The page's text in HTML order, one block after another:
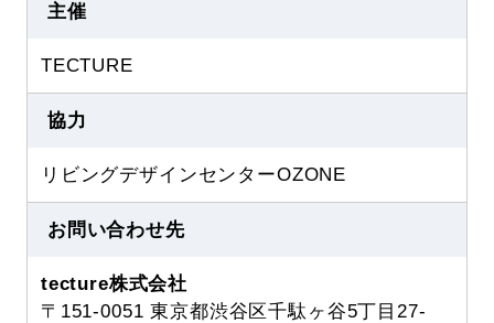
主催
TECTURE
協力
リビングデザインセンターOZONE
お問い合わせ先
tecture株式会社
〒151-0051 東京都渋谷区千駄ヶ谷5丁目27-